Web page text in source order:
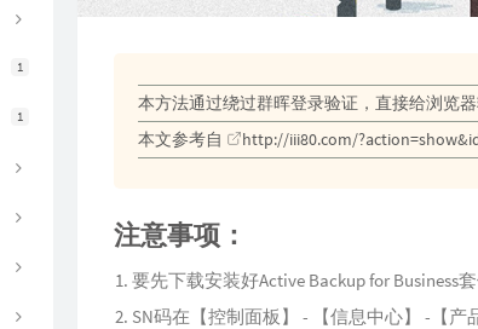
1
1
本方法通过绕过群晖登录验证，直接给浏览
本文参考自
http://iii80.com/
注意事项：
要先下载安装好Active Backup for Business套
SN码在【控制面板】 - 【信息中心】 -【产